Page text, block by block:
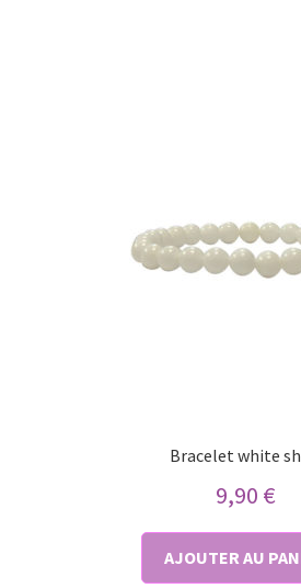
Bracelet white
9,90 €
AJOUTER AU